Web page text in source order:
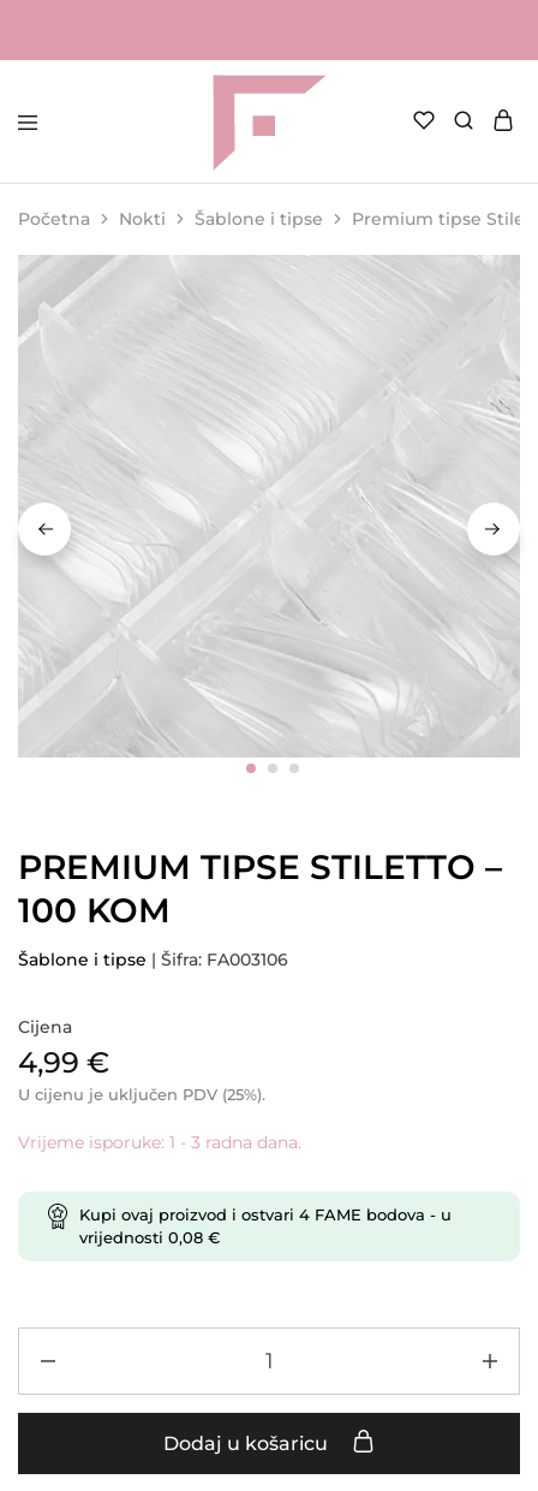
FAME
Profesionalna
za
kozmetičke
Početna Nokti Šablone i tipse Premium tipse
PREMIUM TIPSE STILETTO –
100 KOM
Šablone i tipse | Šifra: FA003106
Cijena
4,99 €
U cijenu je uključen PDV (25%).
Vrijeme isporuke: 1 - 3 radna dana.
Kupi ovaj proizvod i ostvari 4 FAME bodova - u
vrijednosti 0,08 €
Dodaj u košaricu